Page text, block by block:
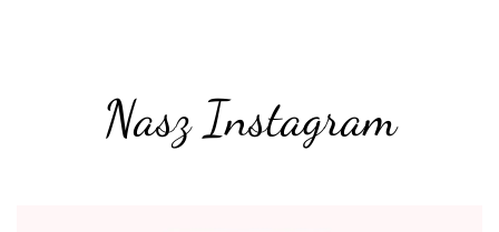
Nasz Instagram